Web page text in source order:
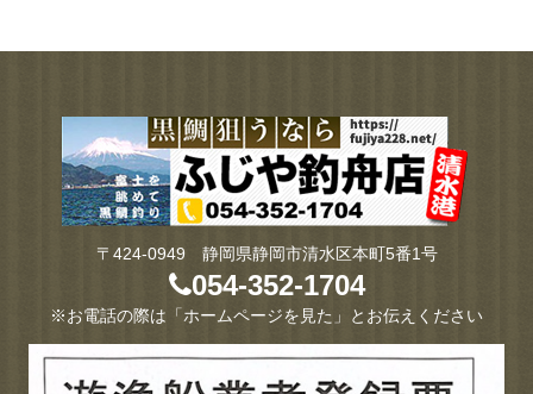
〒424-0949 静岡県静岡市清水区本町5番1号
054-352-1704
※お電話の際は「ホームページを見た」とお伝えください